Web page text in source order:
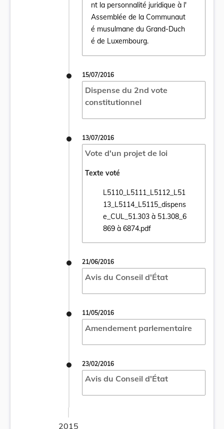
nt la personnalité juridique à l'
Assemblée de la Communaut
é musulmane du Grand-Duch
é de Luxembourg.
15/07/2016
Dispense du 2nd vote
constitutionnel
13/07/2016
Vote d'un projet de loi
Texte voté
L5110_L5111_L5112_L51
13_L5114_L5115_dispens
e_CUL_51.303 à 51.308_6
869 à 6874.pdf
Ouvrir le document
21/06/2016
Avis du Conseil d'État
11/05/2016
Amendement parlementaire
23/02/2016
Avis du Conseil d'État
2015